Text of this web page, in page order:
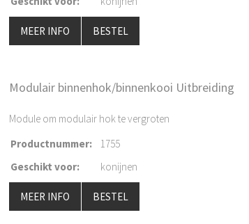
MEER INFO BESTEL
Modulair binnenhok/binnenkooi Uitbreiding
Module om modulair hok te vergroten
Productnummer:
1755
Geschikt voor: konijnen
MEER INFO BESTEL